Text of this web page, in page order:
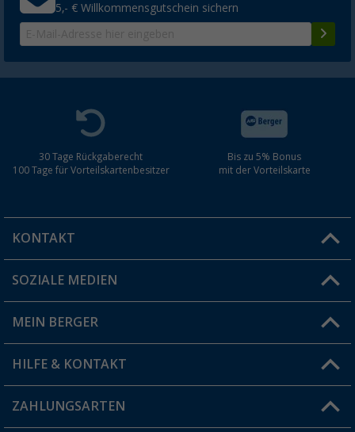
5,- € Willkommensgutschein sichern
30 Tage Rückgaberecht
100 Tage für Vorteilskartenbesitzer
Bis zu 5% Bonus
mit der Vorteilskarte
KONTAKT
Du hast eine Frage?
Filiale finden
SOZIALE MEDIEN
MEIN BERGER
Vorteilskarte
Blog
HILFE & KONTAKT
FAQ & Kontakt
ZAHLUNGSARTEN